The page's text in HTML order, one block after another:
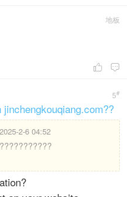
地板
 
5#
2-6 04:52